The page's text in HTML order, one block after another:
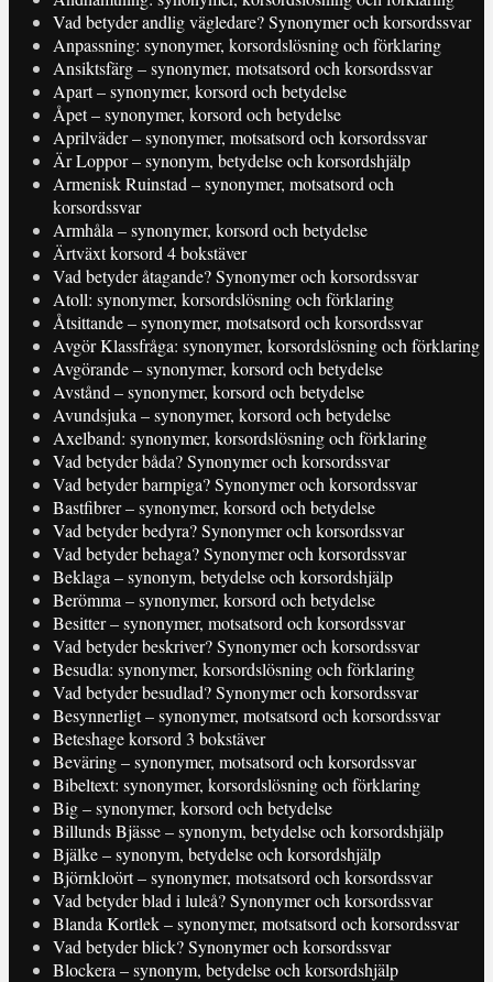
Vad betyder andlig vägledare? Synonymer och korsordssvar
Anpassning: synonymer, korsordslösning och förklaring
Ansiktsfärg – synonymer, motsatsord och korsordssvar
Apart – synonymer, korsord och betydelse
Åpet – synonymer, korsord och betydelse
Aprilväder – synonymer, motsatsord och korsordssvar
Är Loppor – synonym, betydelse och korsordshjälp
Armenisk Ruinstad – synonymer, motsatsord och
korsordssvar
Armhåla – synonymer, korsord och betydelse
Ärtväxt korsord 4 bokstäver
Vad betyder åtagande? Synonymer och korsordssvar
Atoll: synonymer, korsordslösning och förklaring
Åtsittande – synonymer, motsatsord och korsordssvar
Avgör Klassfråga: synonymer, korsordslösning och förklaring
Avgörande – synonymer, korsord och betydelse
Avstånd – synonymer, korsord och betydelse
Avundsjuka – synonymer, korsord och betydelse
Axelband: synonymer, korsordslösning och förklaring
Vad betyder båda? Synonymer och korsordssvar
Vad betyder barnpiga? Synonymer och korsordssvar
Bastfibrer – synonymer, korsord och betydelse
Vad betyder bedyra? Synonymer och korsordssvar
Vad betyder behaga? Synonymer och korsordssvar
Beklaga – synonym, betydelse och korsordshjälp
Berömma – synonymer, korsord och betydelse
Besitter – synonymer, motsatsord och korsordssvar
Vad betyder beskriver? Synonymer och korsordssvar
Besudla: synonymer, korsordslösning och förklaring
Vad betyder besudlad? Synonymer och korsordssvar
Besynnerligt – synonymer, motsatsord och korsordssvar
Beteshage korsord 3 bokstäver
Beväring – synonymer, motsatsord och korsordssvar
Bibeltext: synonymer, korsordslösning och förklaring
Big – synonymer, korsord och betydelse
Billunds Bjässe – synonym, betydelse och korsordshjälp
Bjälke – synonym, betydelse och korsordshjälp
Björnkloört – synonymer, motsatsord och korsordssvar
Vad betyder blad i luleå? Synonymer och korsordssvar
Blanda Kortlek – synonymer, motsatsord och korsordssvar
Vad betyder blick? Synonymer och korsordssvar
Blockera – synonym, betydelse och korsordshjälp